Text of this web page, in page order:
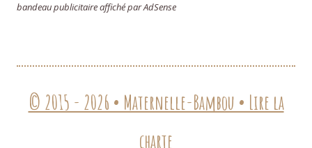
bandeau publicitaire affiché par AdSense
© 2015 - 2026 • Maternelle-Bambou • Lire la
charte